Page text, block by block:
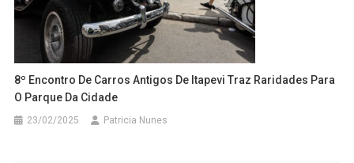
8º Encontro De Carros Antigos De Itapevi Traz Raridades Para
O Parque Da Cidade
23/02/2025 Patricia Nunes